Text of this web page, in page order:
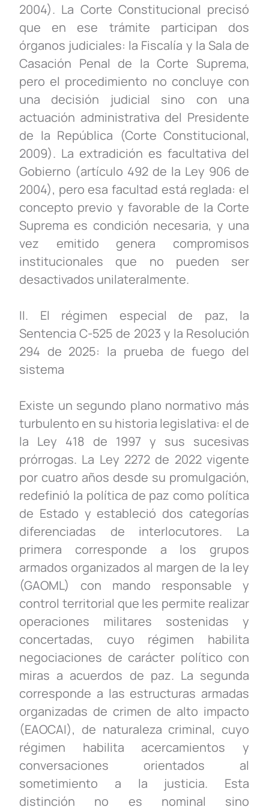
2004). La Corte Constitucional precisó
que en ese trámite participan dos
órganos judiciales: la Fiscalía y la Sala de
Casación Penal de la Corte Suprema,
pero el procedimiento no concluye con
una decisión judicial sino con una
actuación administrativa del Presidente
de la República (Corte Constitucional,
2009). La extradición es facultativa del
Gobierno (artículo 492 de la Ley 906 de
2004), pero esa facultad está reglada: el
concepto previo y favorable de la Corte
Suprema es condición necesaria, y una
vez emitido genera compromisos
institucionales que no pueden ser
desactivados unilateralmente.
II. El régimen especial de paz, la
Sentencia C-525 de 2023 y la Resolución
294 de 2025: la prueba de fuego del
sistema
Existe un segundo plano normativo más
turbulento en su historia legislativa: el de
la Ley 418 de 1997 y sus sucesivas
prórrogas. La Ley 2272 de 2022 vigente
por cuatro años desde su promulgación,
redefinió la política de paz como política
de Estado y estableció dos categorías
diferenciadas de interlocutores. La
primera corresponde a los grupos
armados organizados al margen de la ley
(GAOML) con mando responsable y
control territorial que les permite realizar
operaciones militares sostenidas y
concertadas, cuyo régimen habilita
negociaciones de carácter político con
miras a acuerdos de paz. La segunda
corresponde a las estructuras armadas
organizadas de crimen de alto impacto
(EAOCAI), de naturaleza criminal, cuyo
régimen habilita acercamientos y
conversaciones orientados al
sometimiento a la justicia. Esta
distinción no es nominal sino